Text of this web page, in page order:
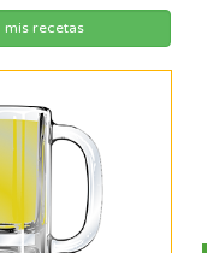
mis recetas